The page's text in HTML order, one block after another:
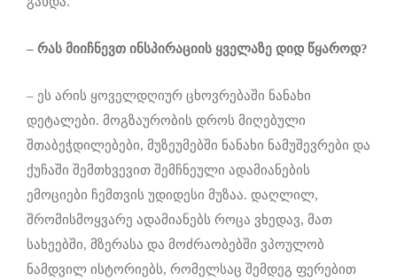
– რას მიიჩნევთ ინსპირაციის ყველაზე დიდ წყაროდ?
– ეს არის ყოველდღიურ ცხოვრებაში ნანახი
დეტალები. მოგზაურობის დროს მიღებული
შთაბეჭდილებები, მუზეუმებში ნანახი ნამუშევრები და
ქუჩაში შემთხვევით შემჩნეული ადამიანების
ემოციები ჩემთვის უდიდესი მუზაა. დაღლილ,
შრომისმოყვარე ადამიანებს როცა ვხედავ, მათ
სახეებში, მზერასა და მოძრაობებში ვპოულობ
ნამდვილ ისტორიებს, რომელსაც შემდეგ ფერებით